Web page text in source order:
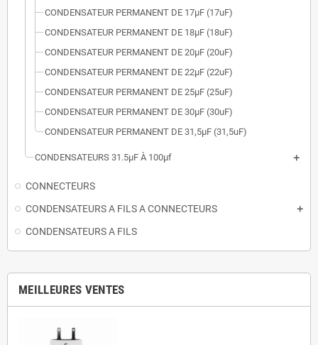
CONDENSATEUR PERMANENT DE 17μF (17uF)
CONDENSATEUR PERMANENT DE 18μF (18uF)
CONDENSATEUR PERMANENT DE 20μF (20uF)
CONDENSATEUR PERMANENT DE 22μF (22uF)
CONDENSATEUR PERMANENT DE 25μF (25uF)
CONDENSATEUR PERMANENT DE 30μF (30uF)
CONDENSATEUR PERMANENT DE 31,5μF (31,5uF)
CONDENSATEURS 31.5µF À 100µf
CONNECTEURS
CONDENSATEURS A FILS A CONNECTEURS
CONDENSATEURS A FILS
MEILLEURES VENTES